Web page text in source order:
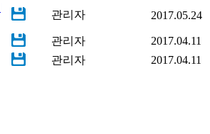
관리자 2017.05.24
관리자 2017.04.11
관리자 2017.04.11